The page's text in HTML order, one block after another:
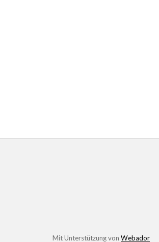
Mit Unterstützung von Webador